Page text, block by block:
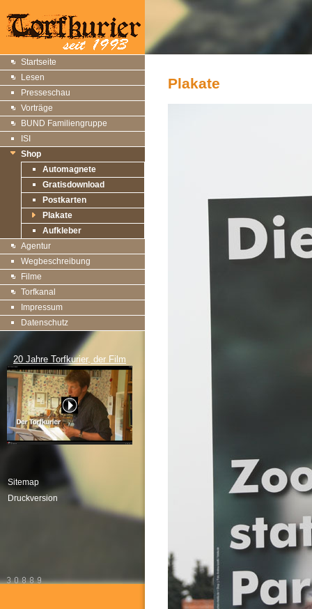
Startseite
Lesen
Presseschau
Vorträge
BUND Familiengruppe
ISI
Shop
Automagnete
Gratisdownload
Postkarten
Plakate
Aufkleber
Agentur
Wegbeschreibung
Filme
Torfkanal
Impressum
Datenschutz
20 Jahre Torfkurier, der Film
Sitemap
Druckversion
Plakate